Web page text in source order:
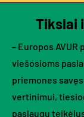
Tikslai
– Europos AVUR
viešosioms
priemones
vertinimui,
paslaugų